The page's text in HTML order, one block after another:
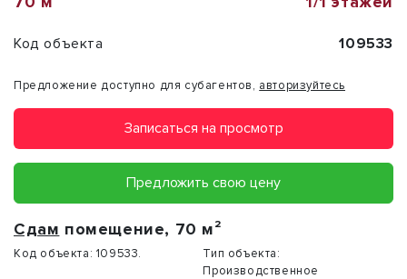
Код объекта 109533
Предложение доступно для субагентов, авторизуйтесь
Записаться на просмотр
Предложить свою цену
Сдам помещение, 70 м²
Код объекта: 109533.
Тип объекта:
Производственное